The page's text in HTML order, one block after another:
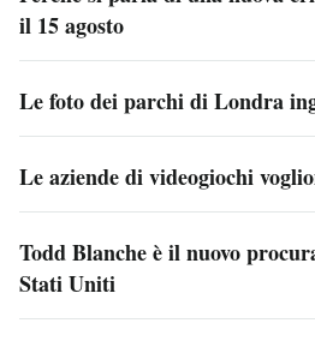
il 15 agosto
Le foto dei parchi di Londra
Le aziende di videogiochi
Todd Blanche è il nuovo
Stati Uniti